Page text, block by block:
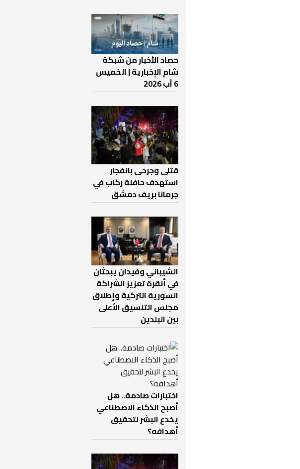
حصاد الأخبار من شبكة
شام الإخبارية | الخميس
6 آب 2026
قتلى وجرحى بانفجار
استهدف حافلة ركاب في
جرمانا بريف دمشق
الشيباني وفيدان يبحثان
في أنقرة تعزيز الشراكة
السورية التركية وإطلاق
مجلس التنسيق الأعلى
بين البلدين
اختبارات صادمة.. هل
أصبح الذكاء الاصطناعي
يخدع البشر لتحقيق
أهدافه؟